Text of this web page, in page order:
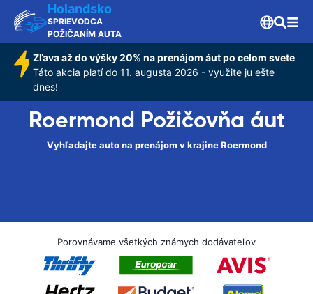
Holandsko
SPRIEVODCA
POŽIČANÍM AUTA
Zľava až do výšky 20% na prenájom áut po celom svete
Táto akcia platí do 11. augusta 2026 - využite ju ešte
dnes!
Roermond Požičovňa áut
Vyhľadajte auto na prenájom v krajine Roermond
Porovnávame všetkých známych dodávateľov